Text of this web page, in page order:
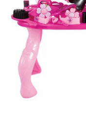
1–2 ani
2–3 ani
3–4 ani
4–6 ani
6–8 ani
Jucarii sub 59 lei